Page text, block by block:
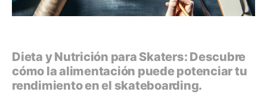
Dieta y Nutrición para Skaters: Descubre
cómo la alimentación puede potenciar tu
rendimiento en el skateboarding.